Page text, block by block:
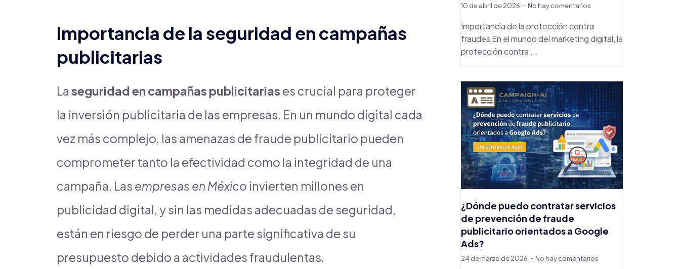
Importancia de la seguridad en campañas
publicitarias
La seguridad en campañas publicitarias es crucial para proteger
la inversión publicitaria de las empresas. En un mundo digital cada
vez más complejo, las amenazas de fraude publicitario pueden
comprometer tanto la efectividad como la integridad de una
campaña. Las empresas en México invierten millones en
publicidad digital, y sin las medidas adecuadas de seguridad,
están en riesgo de perder una parte significativa de su
presupuesto debido a actividades fraudulentas.
10 de abril de 2026 No hay comentarios
Importancia de la protección contra
fraudes En el mundo del marketing digital, la
protección contra ...
¿Dónde puedo contratar servicios
de prevención de fraude
publicitario orientados a Google
Ads?
24 de marzo de 2026 No hay comentarios